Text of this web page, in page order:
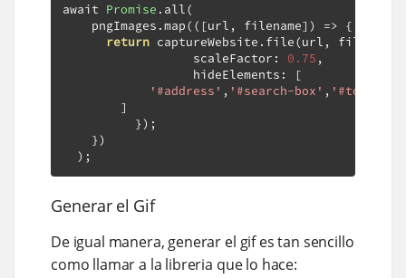
await Promise . all(
    pngImages
.map(([url , filename]) => {
return captureWebsite . file(url , filename
		  scaleFactor
: 0.75 ,
		  hideElements
:
[
'#address' , '#search-box' , '#top-
]
});
})
);
Generar el Gif
De igual manera, generar el gif es tan sencillo
como llamar a la libreria que lo hace: